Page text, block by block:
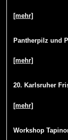
[mehr]
Pantherpilz und
[mehr]
20. Karlsruher
[mehr]
Workshop